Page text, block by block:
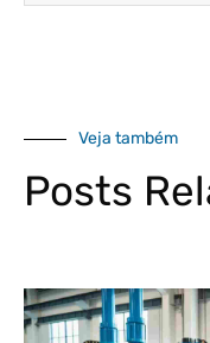
Veja também
Posts